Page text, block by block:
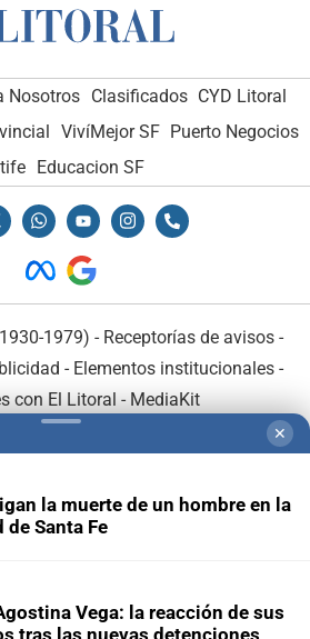
Nosotros Clasificados CYD Litoral
VivíMejor SF Puerto Negocios
Educacion SF
1979) - Receptorías de avisos -
- Elementos institucionales-
con El Litoral - MediaKit
Asociación con:
✕
la muerte de un hombre en la
de Santa Fe
Vega: la reacción de sus
tras las nuevas detenciones